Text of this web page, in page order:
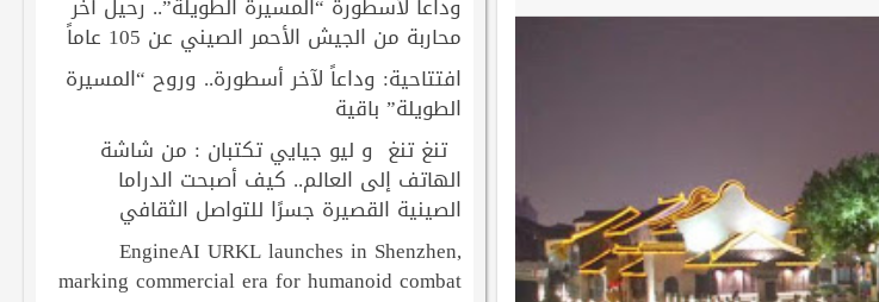
محاربة من الجيش الأحمر الصيني عن 105 عاماً
افتتاحية: وداعاً لآخر أسطورة.. وروح “المسيرة
الطويلة” باقية
تنغ تنغ و ليو جيايي تكتبان : من شاشة
الهاتف إلى العالم.. كيف أصبحت الدراما
الصينية القصيرة جسرًا للتواصل الثقافي
EngineAI URKL launches in Shenzhen,
marking commercial era for humanoid combat